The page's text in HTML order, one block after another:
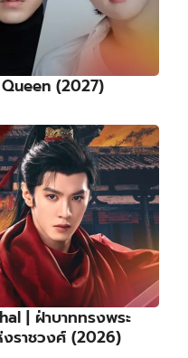
(2027)
| ฝ่าบาททรงพระ
ราชวงศ์ (2026)